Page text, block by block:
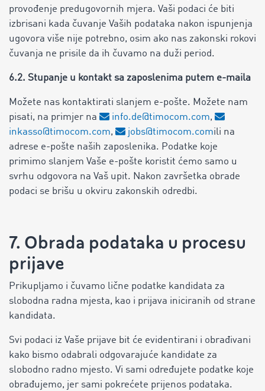
provođenje predugovornih mjera. Vaši podaci će biti
izbrisani kada čuvanje Vaših podataka nakon ispunjenja
ugovora više nije potrebno, osim ako nas zakonski rokovi
čuvanja ne prisile da ih čuvamo na duži period.
6.2. Stupanje u kontakt sa zaposlenima putem e-maila
Možete nas kontaktirati slanjem e-pošte. Možete nam
pisati, na primjer na
info.de@timocom.com,
inkasso@timocom.com, jobs@timocom.comili na
adrese e-pošte naših zaposlenika. Podatke koje
primimo slanjem Vaše e-pošte koristit ćemo samo u
svrhu odgovora na Vaš upit. Nakon završetka obrade
podaci se brišu u okviru zakonskih odredbi.
7. Obrada podataka u procesu
prijave
Prikupljamo i čuvamo lične podatke kandidata za
slobodna radna mjesta, kao i prijava iniciranih od strane
kandidata.
Svi podaci iz Vaše prijave bit će evidentirani i obrađivani
kako bismo odabrali odgovarajuće kandidate za
slobodno radno mjesto. Vi sami određujete podatke koje
obrađujemo, jer sami pokrećete prijenos podataka.